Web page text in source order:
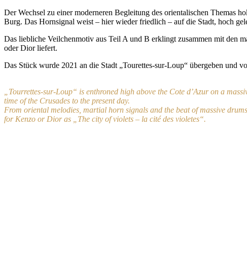
Der Wechsel zu einer moderneren Begleitung des orientalischen Themas
Burg. Das Hornsignal weist – hier wieder friedlich – auf die Stadt, hoch
Das liebliche Veilchenmotiv aus Teil A und B erklingt zusammen mit den
oder Dior liefert.
Das Stück wurde 2021 an die Stadt „Tourettes-sur-Loup“ übergeben und
„Tourrettes-sur-Loup“ is enthroned high above the Cote d’Azur on a
time of the Crusades to the present day.
From oriental melodies, martial horn signals and the beat of massive
for Kenzo or Dior as „The city of violets – la cité des violetes“.